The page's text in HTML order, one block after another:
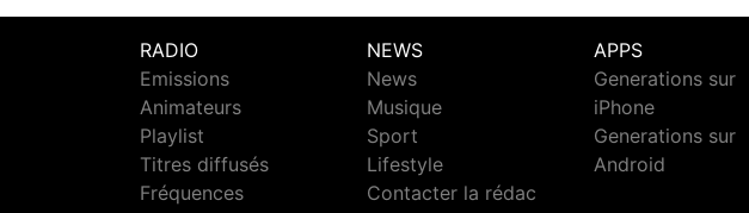
RADIO
Emissions
Animateurs
Playlist
Titres diffusés
Fréquences
NEWS
News
Musique
Sport
Lifestyle
Contacter la rédac
APPS
Generations sur
iPhone
Generations sur
Android